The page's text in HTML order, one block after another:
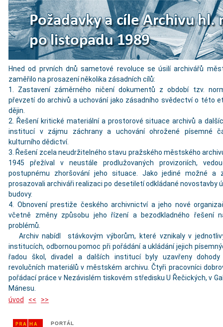
Hned od prvních dnů sametové revoluce se úsilí archivářů
zaměřilo na prosazení několika zásadních cílů:
1. Zastavení záměrného ničení dokumentů z období tzv.
převzetí do archivů a uchování jako zásadního svědectví o této
dějin.
2. Řešení kritické materiální a prostorové situace archivů a
institucí v zájmu záchrany a uchování ohrožené písemné
kulturního dědictví.
3. Řešení zcela neudržitelného stavu pražského městského
1945 přežíval v neustále prodlužovaných provizoriích,
postupnému zhoršování jeho situace. Jako jediné možné a
prosazovali archiváři realizaci po desetiletí odkládané novostavby
budovy.
4. Obnovení prestiže českého archivnictví a jeho nové
včetně změny způsobu jeho řízení a bezodkladného řešení
problémů.
Archiv nabídl stávkovým výborům, které vznikaly v
institucích, odbornou pomoc při pořádání a ukládání jejich
řadou škol, divadel a dalších institucí byly uzavřeny dohody
revolučních materiálů v městském archivu. Čtyři pracovníci
pořádací práce v Nezávislém tiskovém středisku U Řečických, v
Mánesu.
úvod
<< >>
PORTÁL